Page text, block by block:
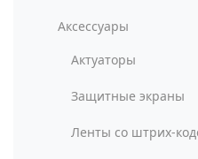
Аксессуары
Актуаторы
Защитные экраны
Ленты со штрих-